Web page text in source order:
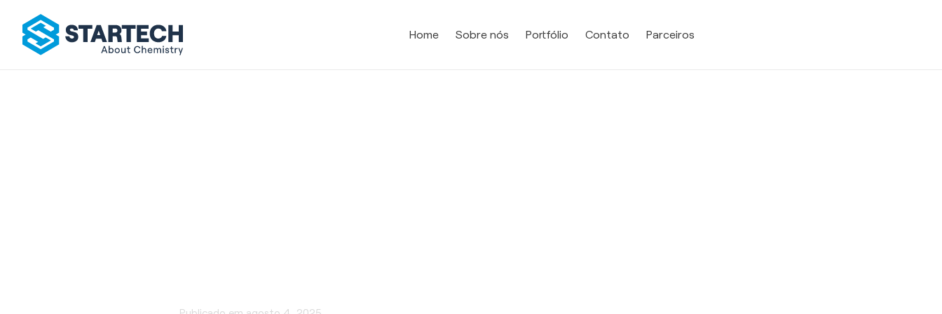
Home Sobre nós Portfólio Contato Parceiros